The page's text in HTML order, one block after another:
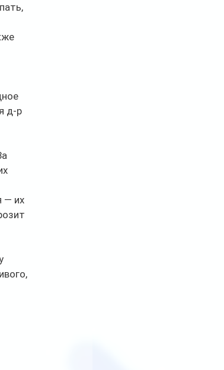
д-р
— их